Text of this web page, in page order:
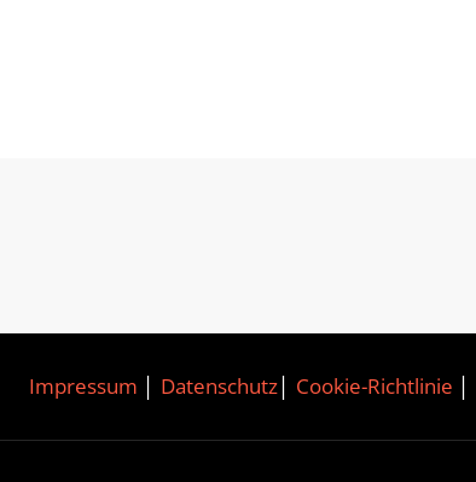
Impressum Datenschutz│ Cookie-Richtlinie